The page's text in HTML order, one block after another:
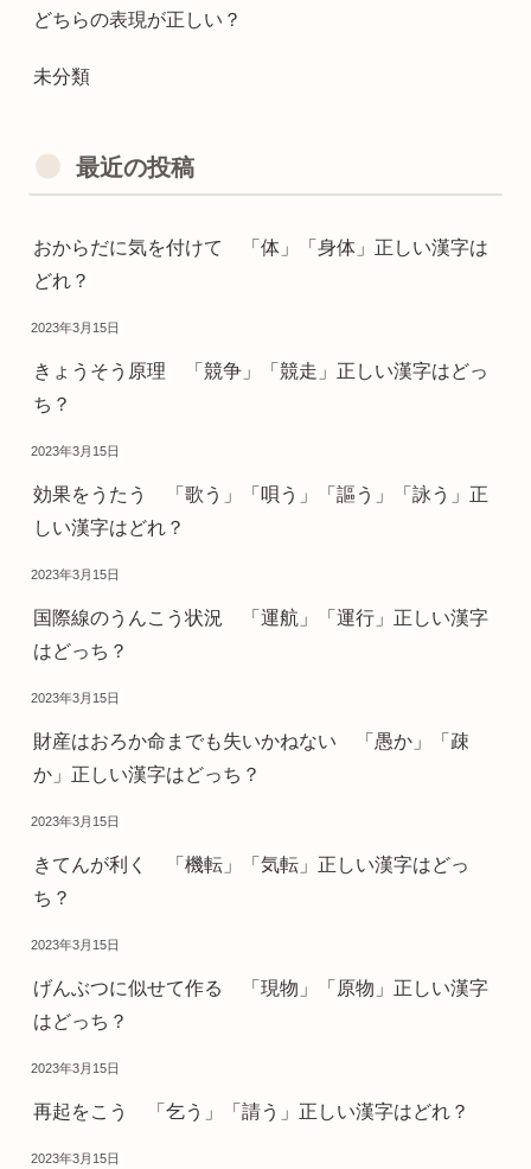
どちらの表現が正しい？
未分類
最近の投稿
おからだに気を付けて 「体」「身体」正しい漢字は
どれ？
2023年3月15日
きょうそう原理 「競争」「競走」正しい漢字はどっ
ち？
2023年3月15日
効果をうたう 「歌う」「唄う」「謳う」「詠う」正
しい漢字はどれ？
2023年3月15日
国際線のうんこう状況 「運航」「運行」正しい漢字
はどっち？
2023年3月15日
財産はおろか命までも失いかねない 「愚か」「疎
か」正しい漢字はどっち？
2023年3月15日
きてんが利く 「機転」「気転」正しい漢字はどっ
ち？
2023年3月15日
げんぶつに似せて作る 「現物」「原物」正しい漢字
はどっち？
2023年3月15日
再起をこう 「乞う」「請う」正しい漢字はどれ？
2023年3月15日